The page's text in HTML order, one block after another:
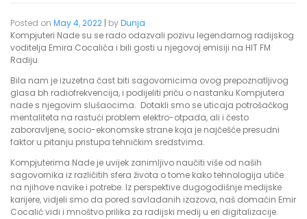
Posted on May 4, 2022 | byDunja
Kompjuteri Nade su se rado odazvali pozivu legendarnog radijskog
voditelja Emira Cocalića i bili gosti u njegovoj emisiji na HIT FM
Radiju.
Bila nam je izuzetna čast biti sagovornicima ovog prepoznatljivog
glasa bh radiofrekvencija, i podijeliti priču o nastanku Kompjutera
nade s njegovim slušaocima. Dotakli smo se uticaja potrošačkog
mentaliteta na rastući problem elektro-otpada, ali i često
zaboravljene, socio-ekonomske strane koja je najčešće presudni
faktor u pitanju pristupa tehničkim sredstvima.
Kompjuterima Nade je uvijek zanimljivo naučiti više od naših
sagovornika iz različitih sfera života o tome kako tehnologija utiče
na njihove navike i potrebe. Iz perspektive dugogodišnje medijske
karijere, vidjeli smo da pored savladanih izazova, naš domaćin Emir
Cocalić vidi i mnoštvo prilika za radijski medij u eri digitalizacije.